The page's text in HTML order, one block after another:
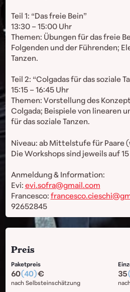
Teil 1: “Das freie Bein”
13:30 – 15:00 Uhr
Themen: Übungen für das freie
Folgenden und der Führenden;
Tanzen.
Teil 2: “Colgadas für das soziale
15:15 – 16:45 Uhr
Themen: Vorstellung des
Colgada; Beispiele von linearen
für das soziale Tanzen.
Niveau: ab Mittelstufe für Paare
Die Workshops sind jeweils auf
Anmeldung & Information:
Evi: evi.sofra@gmail.com
Francesco:
92652845
Preis
Paketpreis
nach Selbsteinschätzung
60(40) 35